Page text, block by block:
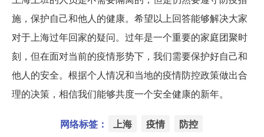
施，保护自己和他人的健康。希望以上回答能够解决大家
对于上海过年回家的疑问。过年是一个重要的家庭团聚时
刻，但在面对当前的疫情形势下，我们需要保护好自己和
他人的安全。根据个人情况和当地的疫情防控政策做出合
理的决策，相信我们能够共度一个安全健康的新年。
网络标签： 上海 疫情 防控